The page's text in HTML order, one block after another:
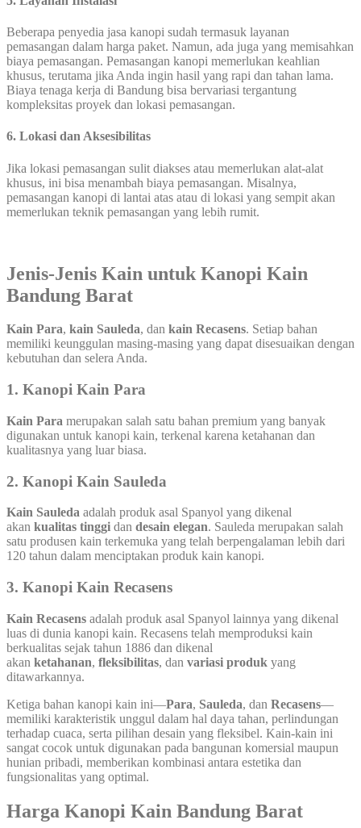
Beberapa penyedia jasa kanopi sudah termasuk layanan
pemasangan dalam harga paket. Namun, ada juga yang memisahkan
biaya pemasangan. Pemasangan kanopi memerlukan keahlian
khusus, terutama jika Anda ingin hasil yang rapi dan tahan lama.
Biaya tenaga kerja di Bandung bisa bervariasi tergantung
kompleksitas proyek dan lokasi pemasangan.
6. Lokasi dan Aksesibilitas
Jika lokasi pemasangan sulit diakses atau memerlukan alat-alat
khusus, ini bisa menambah biaya pemasangan. Misalnya,
pemasangan kanopi di lantai atas atau di lokasi yang sempit akan
memerlukan teknik pemasangan yang lebih rumit.
Jenis-Jenis Kain untuk Kanopi Kain
Bandung Barat
Kain Para, kain Sauleda, dan kain Recasens. Setiap bahan
memiliki keunggulan masing-masing yang dapat disesuaikan dengan
kebutuhan dan selera Anda.
1. Kanopi Kain Para
Kain Para merupakan salah satu bahan premium yang banyak
digunakan untuk kanopi kain, terkenal karena ketahanan dan
kualitasnya yang luar biasa.
2. Kanopi Kain Sauleda
Kain Sauleda adalah produk asal Spanyol yang dikenal
akan kualitas tinggi dan desain elegan. Sauleda merupakan salah
satu produsen kain terkemuka yang telah berpengalaman lebih dari
120 tahun dalam menciptakan produk kain kanopi.
3. Kanopi Kain Recasens
Kain Recasens adalah produk asal Spanyol lainnya yang dikenal
luas di dunia kanopi kain. Recasens telah memproduksi kain
berkualitas sejak tahun 1886 dan dikenal
akan ketahanan, fleksibilitas, dan variasi produk yang
ditawarkannya.
Ketiga bahan kanopi kain ini—Para, Sauleda, dan Recasens—
memiliki karakteristik unggul dalam hal daya tahan, perlindungan
terhadap cuaca, serta pilihan desain yang fleksibel. Kain-kain ini
sangat cocok untuk digunakan pada bangunan komersial maupun
hunian pribadi, memberikan kombinasi antara estetika dan
fungsionalitas yang optimal.
Harga Kanopi Kain Bandung Barat